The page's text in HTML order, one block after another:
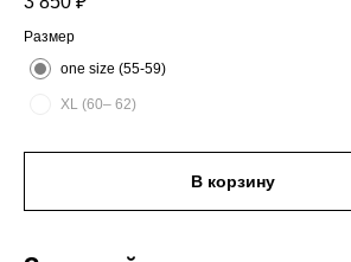
Размер
one size (55-59)
XL (60– 62)
В корзину